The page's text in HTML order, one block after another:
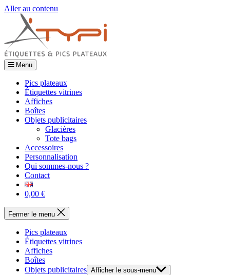
Aller au contenu
Menu
Pics plateaux
Étiquettes vitrines
Affiches
Boîtes
Objets publicitaires
Glacières
Tote bags
Accessoires
Personnalisation
Qui sommes-nous ?
Contact
0,00 €
Fermer le menu
Pics plateaux
Étiquettes vitrines
Affiches
Boîtes
Objets publicitaires Afficher le sous-menu